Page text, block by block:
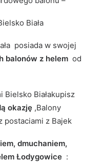
Biała
posiada w swojej
balonów z helem od
Bielsko Białakupisz
okazję,Balony
postaciami z Bajek
dmuchaniem,
Łodygowice :